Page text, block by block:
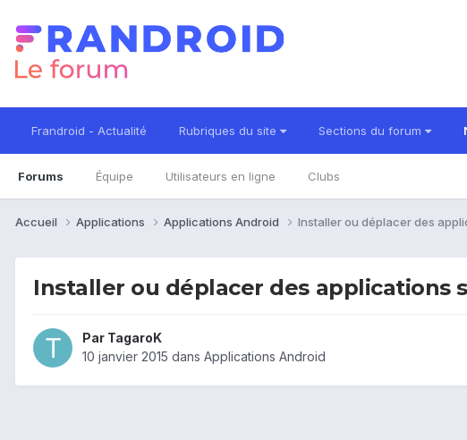
Frandroid - Actualité Rubriques du site Sections du forum
Forums Équipe Utilisateurs en ligne Clubs
Accueil Applications Applications Android Installer ou déplacer des
Installer ou déplacer des applications
Par TagaroK
10 janvier 2015 dans Applications Android